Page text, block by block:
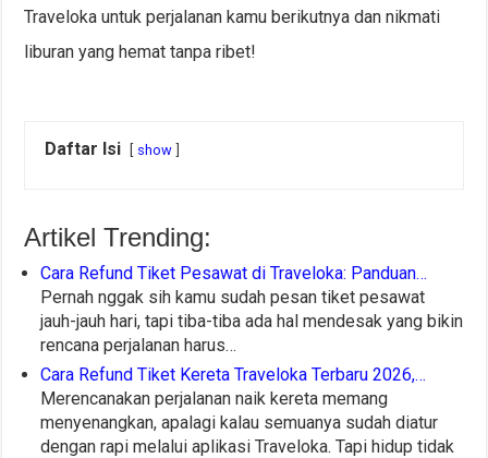
Traveloka untuk perjalanan kamu berikutnya dan nikmati
liburan yang hemat tanpa ribet!
Daftar Isi show
Artikel Trending:
Cara Refund Tiket Pesawat di Traveloka: Panduan…
Pernah nggak sih kamu sudah pesan tiket pesawat
jauh-jauh hari, tapi tiba-tiba ada hal mendesak yang bikin
rencana perjalanan harus…
Cara Refund Tiket Kereta Traveloka Terbaru 2026,…
Merencanakan perjalanan naik kereta memang
menyenangkan, apalagi kalau semuanya sudah diatur
dengan rapi melalui aplikasi Traveloka. Tapi hidup tidak